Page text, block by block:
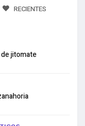
RECIENTES
jitomate